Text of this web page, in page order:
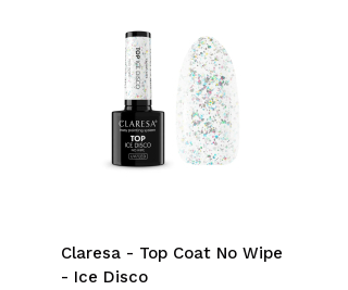
Claresa - Top Coat No Wipe
- Ice Disco